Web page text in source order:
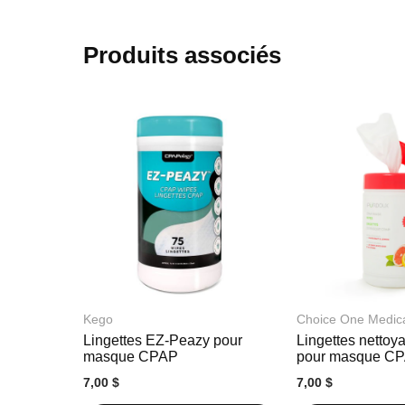
la
Galerie
Produits associés
Kego
Lingettes EZ-Peazy pour
masque CPAP
7,00 $
Choice One
Lingettes
pour masque
7,00 $